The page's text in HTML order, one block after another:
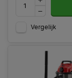
Vergelijk